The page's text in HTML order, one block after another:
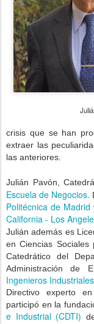
crisis que se han
extraer las
las anteriores.
Julián Pavón,
Escuela de Negocios
Politécnica de Madrid
California - Los
Julián además es
en Ciencias Sociales
Catedrático del
Administración de
Ingenieros
Directivo experto
participó en la
e Industrial (CDTI)